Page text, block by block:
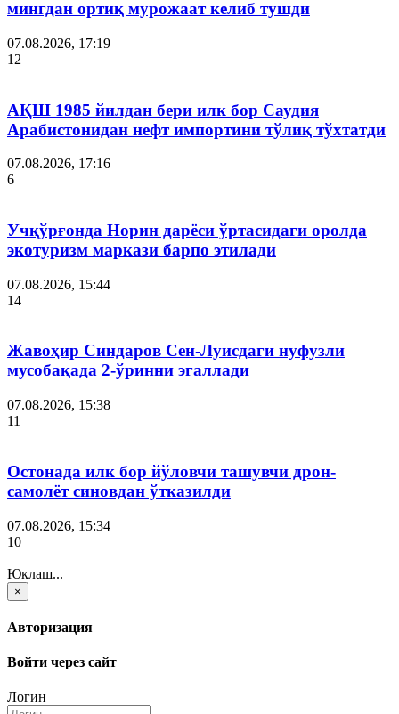
мингдан ортиқ мурожаат келиб тушди
07.08.2026, 17:19
12
АҚШ 1985 йилдан бери илк бор Саудия
Арабистонидан нефт импортини тўлиқ тўхтатди
07.08.2026, 17:16
6
Учқўрғонда Норин дарёси ўртасидаги оролда
экотуризм маркази барпо этилади
07.08.2026, 15:44
14
Жавоҳир Синдаров Сен-Луисдаги нуфузли
мусобақада 2-ўринни эгаллади
07.08.2026, 15:38
11
Остонада илк бор йўловчи ташувчи дрон-
самолёт синовдан ўтказилди
07.08.2026, 15:34
10
Юклаш...
×
Авторизация
Войти через сайт
Логин